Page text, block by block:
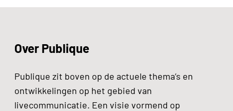
Over Publique
Publique zit boven op de actuele thema’s en
ontwikkelingen op het gebied van
livecommunicatie. Een visie vormend op